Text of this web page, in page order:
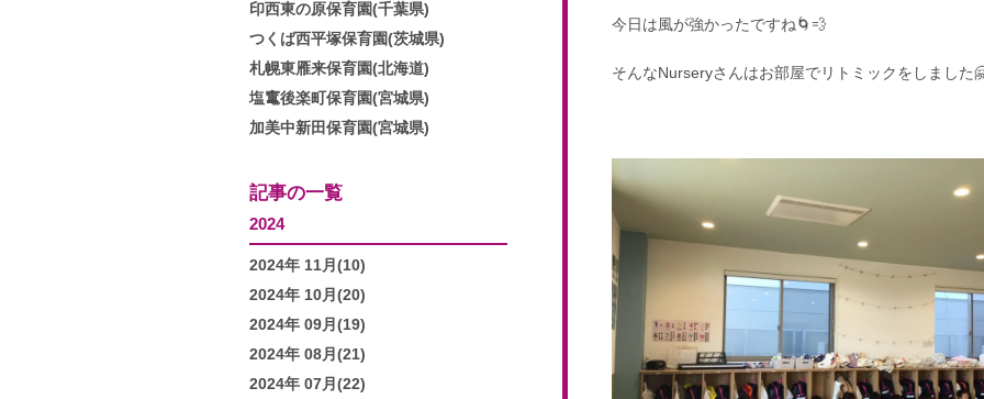
印西東の原保育園(千葉県)
つくば西平塚保育園(茨城県)
札幌東雁来保育園(北海道)
塩竃後楽町保育園(宮城県)
加美中新田保育園(宮城県)
記事の一覧
2024
2024年 11月(10)
2024年 10月(20)
2024年 09月(19)
2024年 08月(21)
2024年 07月(22)
今日は風が強かったですね🌀💨
そんなNurseryさんはお部屋でリトミックをしました